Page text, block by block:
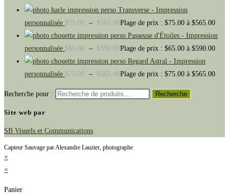
Transverse - Impression
personnalisée $75.00 – $565.00Plage de prix : $75.00 à $565.00
Passeuse d'Étoiles - Impression
personnalisée $65.00 – $590.00Plage de prix : $65.00 à $590.00
Regard Astral - Impression
personnalisée $75.00 – $565.00Plage de prix : $75.00 à $565.00
Recherche pour : Recherche
Site web par
SB Visuels et Communications
Capteur Sauvage par Alexandre Lauzier, photographe
×
×
Panier